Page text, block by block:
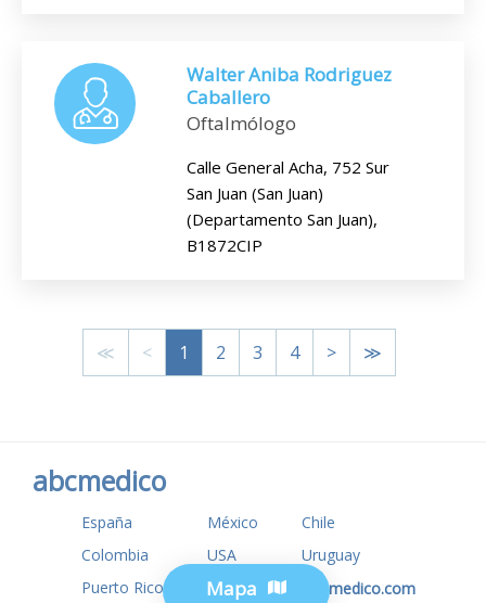
Walter Aniba Rodriguez
Caballero
Oftalmólogo
Calle General Acha, 752 Sur
San Juan (San Juan)
(Departamento San Juan),
B1872CIP
≪ < 1 2 3 4 > ≫
Mapa
abcmedico
España México
Chile
Colombia
USA
Uruguay
Puerto Rico
www.tuotromedico.com